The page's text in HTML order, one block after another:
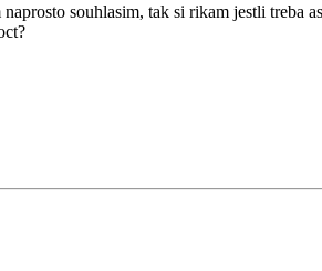
souhlasim, tak si rikam jestli treba